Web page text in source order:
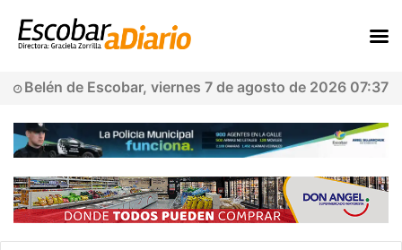
Belén de Escobar, viernes 7 de agosto de 2026 07:37